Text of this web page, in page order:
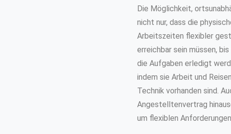
Die Möglichkeit,
nicht nur, dass die
Arbeitszeiten flexibler
erreichbar sein müssen,
die Aufgaben erledigt
indem sie Arbeit und
Technik vorhanden sind.
Angestelltenvertrag
um flexiblen